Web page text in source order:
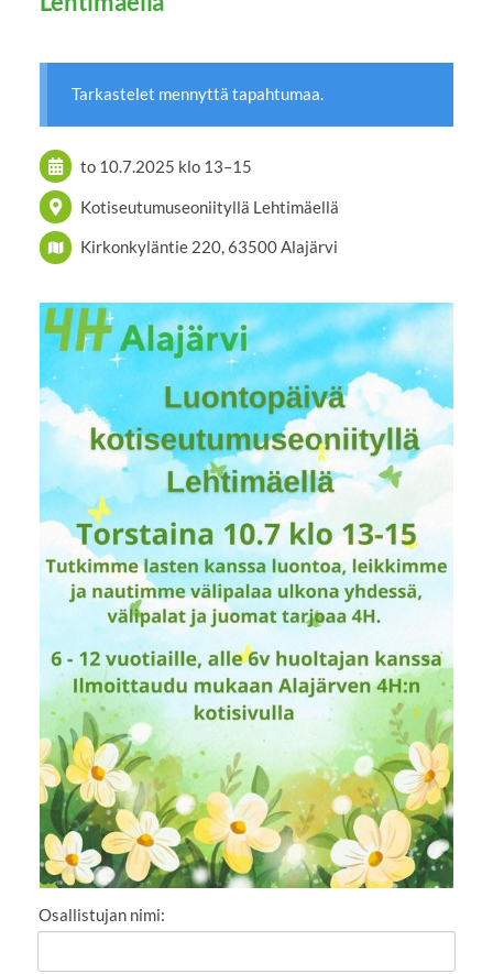
Tarkastelet mennyttä tapahtumaa.
to 10.7.2025 klo 13–15
Kotiseutumuseoniityllä Lehtimäellä
Kirkonkyläntie 220, 63500 Alajärvi
Osallistujan nimi: